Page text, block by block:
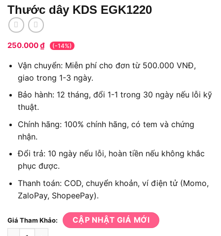
Thước dây KDS EGK1220
250.000₫ (-14%)
Vận chuyển: Miễn phí cho đơn từ 500.000 VNĐ,
giao trong 1-3 ngày.
Bảo hành: 12 tháng, đổi 1-1 trong 30 ngày nếu lỗi kỹ
thuật.
Chính hãng: 100% chính hãng, có tem và chứng
nhận.
Đổi trả: 10 ngày nếu lỗi, hoàn tiền nếu không khắc
phục được.
Thanh toán: COD, chuyển khoản, ví điện tử (Momo,
ZaloPay, ShopeePay).
Giá Tham Khảo: CẬP NHẬT GIÁ MỚI
Thước dây KDS EGK1220 số lượng